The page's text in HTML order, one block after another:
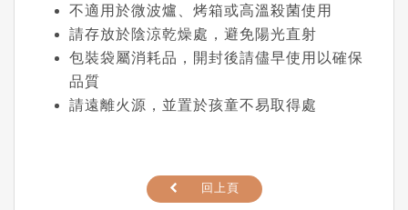
不適用於微波爐、烤箱或高溫殺菌使用
請存放於陰涼乾燥處，避免陽光直射
包裝袋屬消耗品，開封後請儘早使用以確保
品質
請遠離火源，並置於孩童不易取得處
回上頁